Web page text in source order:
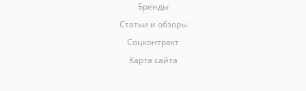
Бренды
Статьи и обзоры
Соцконтракт
Карта сайта